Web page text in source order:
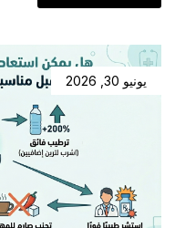
يونيو 30, 2026